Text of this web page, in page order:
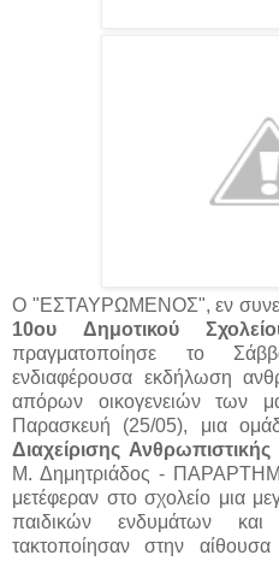
Ο "ΕΣΤΑΥΡΩΜΕΝΟΣ", εν
10ου Δημοτικού
πραγματοποίησε το
ενδιαφέρουσα εκδήλωση
απόρων οικογενειών των
Παρασκευή (25/05), μια
Διαχείρισης Ανθρωπιστικής
Μ. Δημητριάδος -
μετέφεραν στο σχολείο μια
παιδικών ενδυμάτων
τακτοποίησαν στην